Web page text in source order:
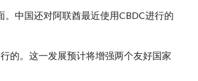
中国还对阿联酋最近使用CBDC进行的
的。这一发展预计将增强两个友好国家